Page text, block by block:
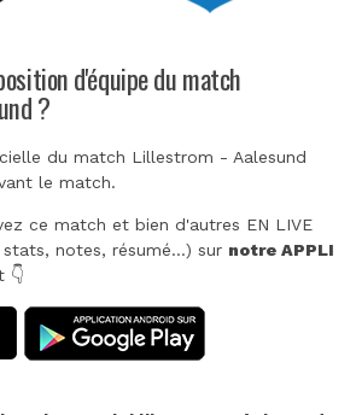
d'équipe du match
?
du match Lillestrom - Aalesund
le match.
ce match et bien d'autres EN LIVE
notes, résumé...) sur notre APPLI
👇